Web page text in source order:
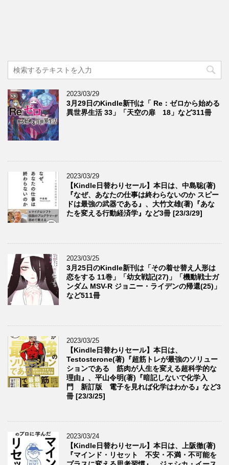
2023/03/29
3月29日のKindle新刊は「 Re：ゼロから始める
異世界生活 33」「天空の扉 18」など311冊
2023/03/29
【Kindle日替わりセール】本日は、中島聡(著)
『なぜ、あなたの仕事は終わらないのか スピー
ドは最強の武器である』、大竹文雄(著)『あな
たを変える行動経済学』など3冊 [23/3/29]
2023/03/25
3月25日のKindle新刊は「その着せ替え人形は
恋をする 11巻」「幼女戦記(27)」「機動戦士ガ
ンダム MSV-R ジョニー・ライデンの帰還(25)」
など511冊
2023/03/25
【Kindle日替わりセール】本日は、
Testosterone(著)『超筋トレが最強のソリュー
ションである 筋肉が人生を変える超科学的な
理由』、平山令明(著)『暗記しないで化学入
門 新訂版 電子を見れば化学はわかる』など3
冊 [23/3/25]
2023/03/24
【Kindle日替わりセール】本日は、上阪徹(著)
『マインド・リセット 不安・不満・不可能を